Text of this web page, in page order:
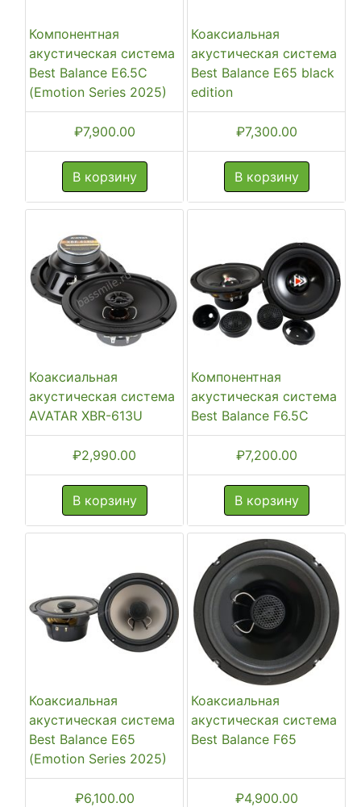
Компонентная
акустическая система
Best Balance E6.5C
(Emotion Series 2025)
₽7,900.00
В корзину
Коаксиальная
акустическая система
Best Balance E65 black
edition
₽7,300.00
В корзину
Коаксиальная
акустическая система
AVATAR XBR-613U
₽2,990.00
В корзину
Компонентная
акустическая система
Best Balance F6.5C
₽7,200.00
В корзину
Коаксиальная
акустическая система
Best Balance E65
(Emotion Series 2025)
₽6,100.00
Коаксиальная
акустическая система
Best Balance F65
₽4,900.00